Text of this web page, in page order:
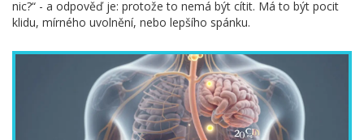
nic?“ - a odpověď je: protože to nemá být cítit. Má to být pocit
klidu, mírného uvolnění, nebo lepšího spánku.